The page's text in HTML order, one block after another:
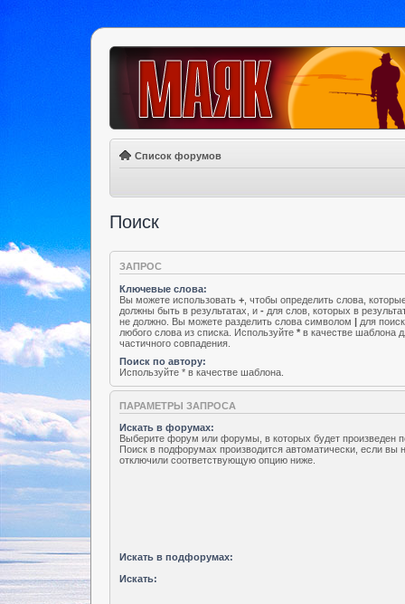
Список форумов
Поиск
ЗАПРОС
Ключевые слова:
Вы можете использовать + , чтобы определить слова,
должны быть в результатах, и - для слов, которых в
не должно. Вы можете разделить слова символом | для
любого слова из списка. Используйте * в качестве шаблона
частичного совпадения.
Поиск по автору:
Используйте * в качестве шаблона.
ПАРАМЕТРЫ ЗАПРОСА
Искать в форумах:
Выберите форум или форумы, в которых будет произведен
Поиск в подфорумах производится автоматически, если вы
отключили соответствующую опцию ниже.
Искать в подфорумах:
Искать: